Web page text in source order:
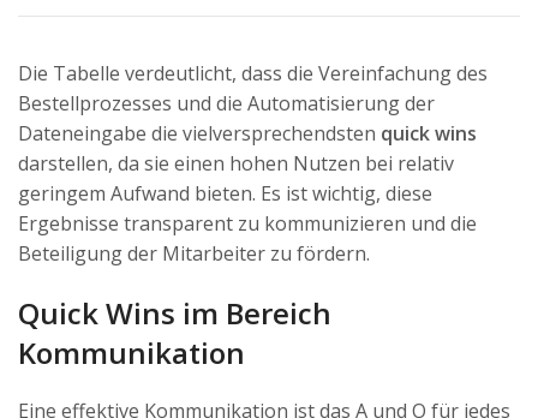
Die Tabelle verdeutlicht, dass die Vereinfachung des
Bestellprozesses und die Automatisierung der
Dateneingabe die vielversprechendsten quick wins
darstellen, da sie einen hohen Nutzen bei relativ
geringem Aufwand bieten. Es ist wichtig, diese
Ergebnisse transparent zu kommunizieren und die
Beteiligung der Mitarbeiter zu fördern.
Quick Wins im Bereich
Kommunikation
Eine effektive Kommunikation ist das A und O für jedes